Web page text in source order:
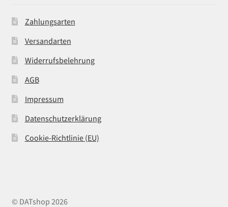
Zahlungsarten
Versandarten
Widerrufsbelehrung
AGB
Impressum
Datenschutzerklärung
Cookie-Richtlinie (EU)
© DATshop 2026